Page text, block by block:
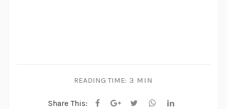
READING TIME: 3 MIN
Share This: